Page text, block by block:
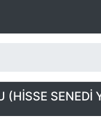
(HİSSE SENEDİ